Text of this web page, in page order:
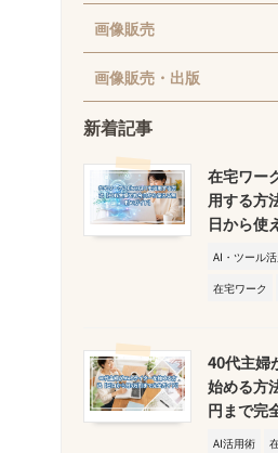
画像販売
画像販売・出版
新着記事
在宅ワー
用する方
日から使
AI・ツール
在宅ワーク
40代主婦
始める方
円まで完
AI活用術